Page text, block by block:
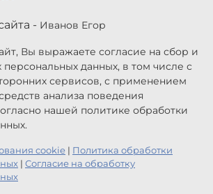
- Иванов Егор
Вы выражаете согласие на сбор и
данных, в том числе с
сервисов, с применением
анализа поведения
нашей политике обработки
cookie | Политика обработки
| Согласие на обработку